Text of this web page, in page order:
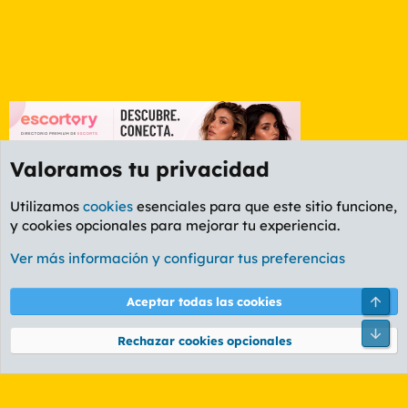
Foro General
Cookies
PL OLDSTYLE AMARILLO
Términos y reglas Política de privacidad Ayuda
Community platform by XenForo® © 2010-2026 XenForo Ltd.
Valoramos tu privacidad
Utilizamos cookies esenciales para que este sitio funcione,
y cookies opcionales para mejorar tu experiencia.
Ver más información y configurar tus preferencias
Aceptar todas las cookies
Rechazar cookies opcionales
Pie